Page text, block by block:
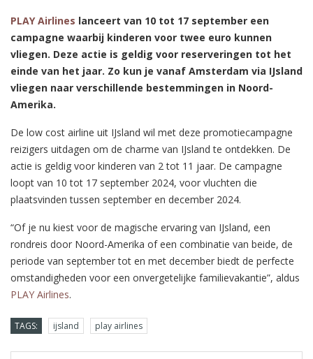
PLAY Airlines lanceert van 10 tot 17 september een
campagne waarbij kinderen voor twee euro kunnen
vliegen. Deze actie is geldig voor reserveringen tot het
einde van het jaar. Zo kun je vanaf Amsterdam via IJsland
vliegen naar verschillende bestemmingen in Noord-
Amerika.
De low cost airline uit IJsland wil met deze promotiecampagne
reizigers uitdagen om de charme van IJsland te ontdekken. De
actie is geldig voor kinderen van 2 tot 11 jaar. De campagne
loopt van 10 tot 17 september 2024, voor vluchten die
plaatsvinden tussen september en december 2024.
“Of je nu kiest voor de magische ervaring van IJsland, een
rondreis door Noord-Amerika of een combinatie van beide, de
periode van september tot en met december biedt de perfecte
omstandigheden voor een onvergetelijke familievakantie”, aldus
PLAY Airlines.
TAGS: ijsland play airlines